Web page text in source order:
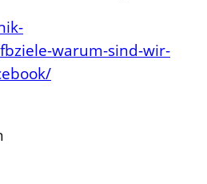
warum-sind-wir-